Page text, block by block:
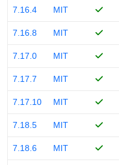
7.16.4 MIT
7.16.8 MIT
7.17.0 MIT
7.17.7 MIT
7.17.10 MIT
7.18.5 MIT
7.18.6 MIT